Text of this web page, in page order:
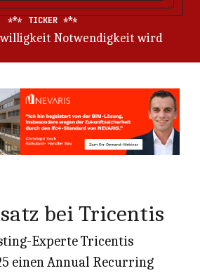
TICKER
Notwendigkeit wird
bei Tricentis
Experte Tricentis
einen Annual Recurring